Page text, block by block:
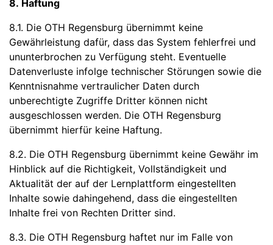
8. Haftung
8.1. Die OTH Regensburg übernimmt keine
Gewährleistung dafür, dass das System fehlerfrei und
ununterbrochen zu Verfügung steht. Eventuelle
Datenverluste infolge technischer Störungen sowie die
Kenntnisnahme vertraulicher Daten durch
unberechtigte Zugriffe Dritter können nicht
ausgeschlossen werden. Die OTH Regensburg
übernimmt hierfür keine Haftung.
8.2. Die OTH Regensburg übernimmt keine Gewähr im
Hinblick auf die Richtigkeit, Vollständigkeit und
Aktualität der auf der Lernplattform eingestellten
Inhalte sowie dahingehend, dass die eingestellten
Inhalte frei von Rechten Dritter sind.
8.3. Die OTH Regensburg haftet nur im Falle von